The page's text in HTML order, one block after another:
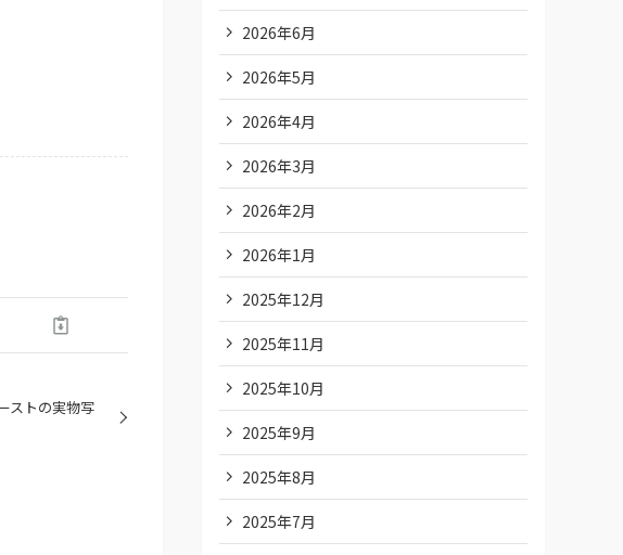
ストの実物写
2026年6月
2026年5月
2026年4月
2026年3月
2026年2月
2026年1月
2025年12月
2025年11月
2025年10月
2025年9月
2025年8月
2025年7月